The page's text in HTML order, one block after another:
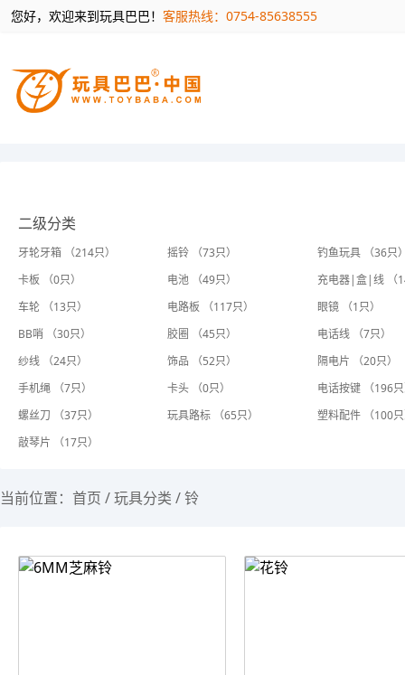
您好，欢迎来到玩具巴巴！ 客服热线：0754-85638555
二级分类
牙轮牙箱 （214只） 摇铃 （73只）
钓鱼玩具 （36只
卡板 （0只）
电池 （49只）
充电器|盒|线 （
车轮 （13只）
电路板 （117只）
眼镜 （1只）
BB哨 （30只）
胶圈 （45只）
电话线 （7只）
纱线 （24只）
饰品 （52只）
隔电片 （20只）
手机绳 （7只）
卡头 （0只）
电话按键 （196
螺丝刀 （37只）
玩具路标 （65只）
塑料配件 （100
敲琴片 （17只）
当前位置： 首页 /玩具分类 /铃